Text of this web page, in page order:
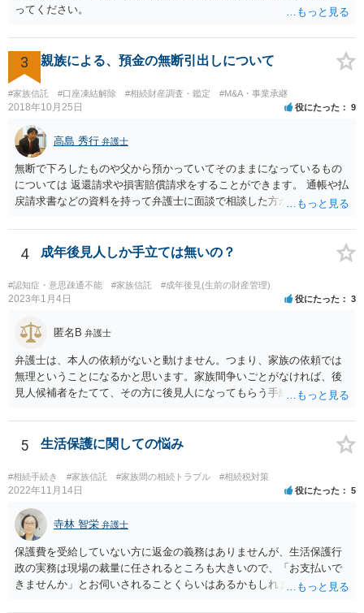
ってください。
3 親族による、預金の無断引出しについて
#家族信託 #口座凍結解除 #相続財産調査・鑑定 #M&A・事業承継
2018年10月25日 役にたった 9
高島 秀行 弁護士
無断で下ろしたものや父から預かっていてそのままになっているもの
については 返還請求や損害賠償請求をすることができます。 通帳や払
戻請求書などの資料を持って弁護士に面談で相談した方がよいと思い
4 成年後見人しか手立ては無いの？
#認知症・意思疎通不能 #家族信託 #成年後見(生前の財産管理)
2023年1月4日 役にたった 3
匿名B 弁護士
弁護士は、本人の依頼がないと動けません。つまり、家族の依頼では
無理ということになるかと思います。家族間争いごとがなければ、後
見人候補者をたてて、その方に後見人になってもらう手続をすすめた
5 生活保護に関しての悩み
#相続手続き #家族信託 #家族間の相続トラブル #相続税対策
2022年11月14日 役にたった 5
寺林 智栄 弁護士
保護費を受給していない方に返金の義務はありませんが、生活保護行
政の実務は現場の裁量に任されるところも大きいので、「お支払いで
きませんか」とお伺いされることくらいはあるかもしれません。 通報